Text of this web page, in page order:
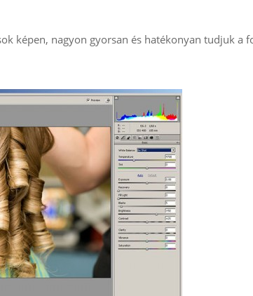
képen, nagyon gyorsan és hatékonyan tudjuk a